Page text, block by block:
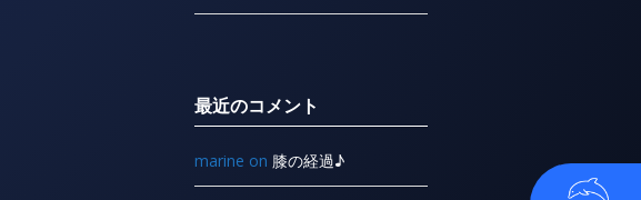
最近のコメント
marine on 膝の経過♪